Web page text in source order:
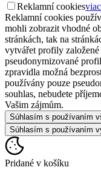
Reklamní cookiesviac
Reklamní cookies
mohli zobrazit vhodné
stránkách, tak na
vytvářet profily založené
pseudonymizované
zpravidla možná
používány pouze
souhlas, nebudete
Vašim zájmům.
Súhlasím s používaním
Súhlasím s používaním
Pridané v košíku